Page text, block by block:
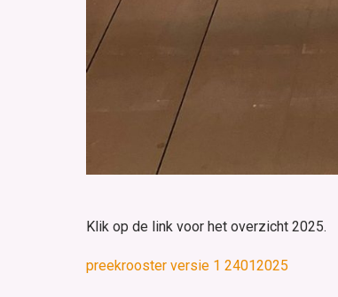
Klik op de link voor het overzicht 2025.
preekrooster versie 1 24012025